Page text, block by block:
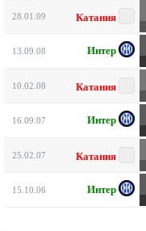
28.01.09 Катания
13.09.08 Интер
10.02.08 Катания
16.09.07 Интер
25.02.07 Катания
15.10.06 Интер